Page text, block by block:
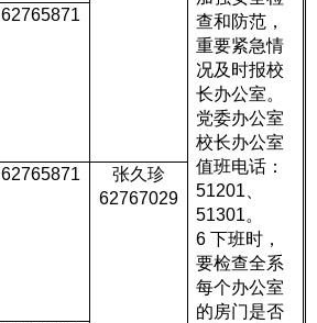
查和防范，
重要紧急情
况及时报校
长办公室。
党委办公室
校长办公室
值班电话：
51201
51301。
6 下班时，
要检查全系
每个办公室
的房门是否
62765871
62765871
张久珍
62767029